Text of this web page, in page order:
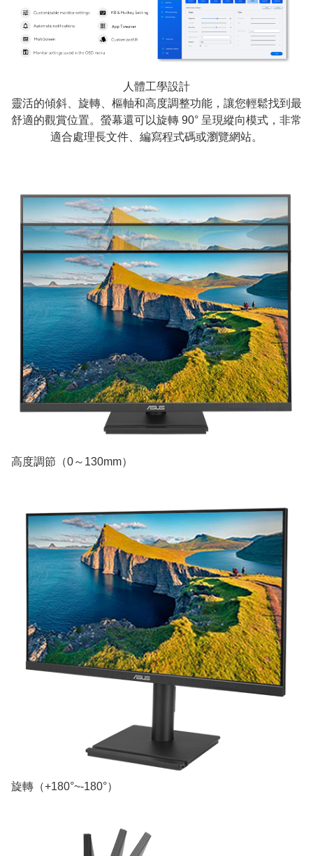
人體工學設計
靈活的傾斜、旋轉、樞軸和高度調整功能，讓您輕鬆找到最
舒適的觀賞位置。螢幕還可以旋轉 90° 呈現縱向模式，非常
適合處理長文件、編寫程式碼或瀏覽網站。
高度調節（0～130mm）
旋轉（+180°~-180°）